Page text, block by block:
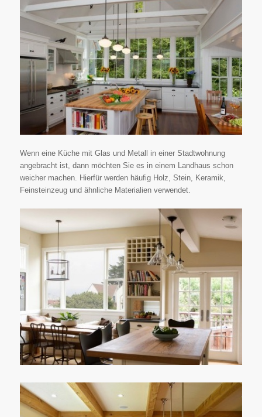
Wenn eine Küche mit Glas und Metall in einer Stadtwohnung
angebracht ist, dann möchten Sie es in einem Landhaus schon
weicher machen. Hierfür werden häufig Holz, Stein, Keramik,
Feinsteinzeug und ähnliche Materialien verwendet.